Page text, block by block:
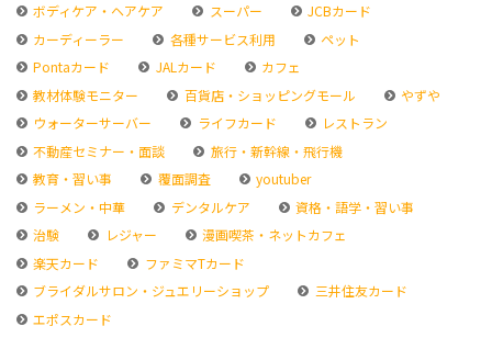
ボディケア・ヘアケア
スーパー
JCBカード
カーディーラー
各種サービス利用
ペット
Pontaカード
JALカード
カフェ
教材体験モニター
百貨店・ショッピングモール
やずや
ウォーターサーバー
ライフカード
レストラン
不動産セミナー・面談
旅行・新幹線・飛行機
教育・習い事
覆面調査
youtuber
ラーメン・中華
デンタルケア
資格・語学・習い事
治験
レジャー
漫画喫茶・ネットカフェ
楽天カード
ファミマTカード
ブライダルサロン・ジュエリーショップ
三井住友カード
エポスカード